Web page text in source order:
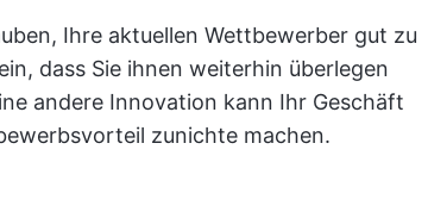
Ihre aktuellen Wettbewerber gut zu
dass Sie ihnen weiterhin überlegen
andere Innovation kann Ihr Geschäft
zunichte machen.